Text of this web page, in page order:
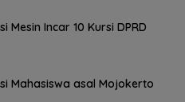
Incar 10 Kursi DPRD
Mahasiswa asal Mojokerto